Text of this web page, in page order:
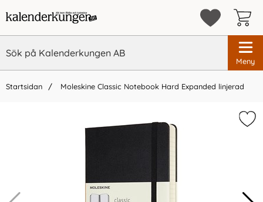
Meny
Startsidan Moleskine Classic Notebook Hard Expanded linjerad
Vi rekommenderar